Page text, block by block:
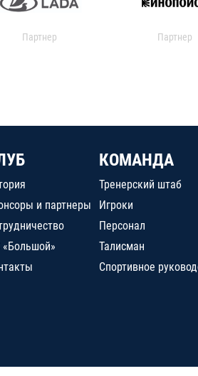
Партнер Партнер
и партнеры
КОМАНДА
Тренерский штаб
Игроки
Персонал
Талисман
Спортивное